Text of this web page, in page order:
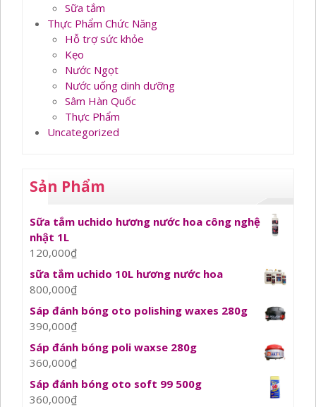
Sữa tắm
Thực Phẩm Chức Năng
Hỗ trợ sức khỏe
Kẹo
Nước Ngọt
Nước uống dinh dưỡng
Sâm Hàn Quốc
Thực Phẩm
Uncategorized
Sản Phẩm
Sữa tắm uchido hương nước hoa công nghệ
nhật 1L
120,000₫
sữa tắm uchido 10L hương nước hoa
800,000₫
Sáp đánh bóng oto polishing waxes 280g
390,000₫
Sáp đánh bóng poli waxse 280g
360,000₫
Sáp đánh bóng oto soft 99 500g
360,000₫